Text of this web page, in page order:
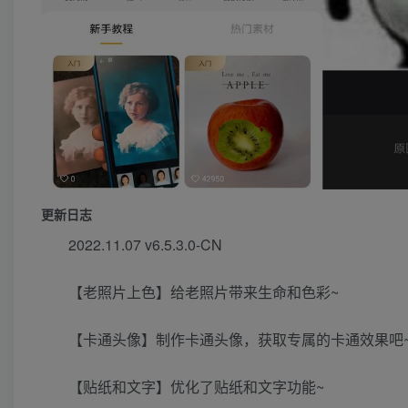
更新日志
2022.11.07 v6.5.3.0-CN
【老照片上色】给老照片带来生命和色彩~
【卡通头像】制作卡通头像，获取专属的卡通效果吧
【贴纸和文字】优化了贴纸和文字功能~